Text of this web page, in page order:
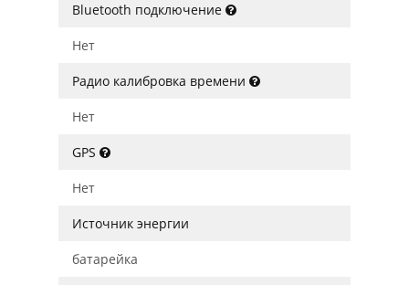
Bluetooth подключение
Нет
Радио калибровка времени
Нет
GPS
Нет
Источник энергии
батарейка